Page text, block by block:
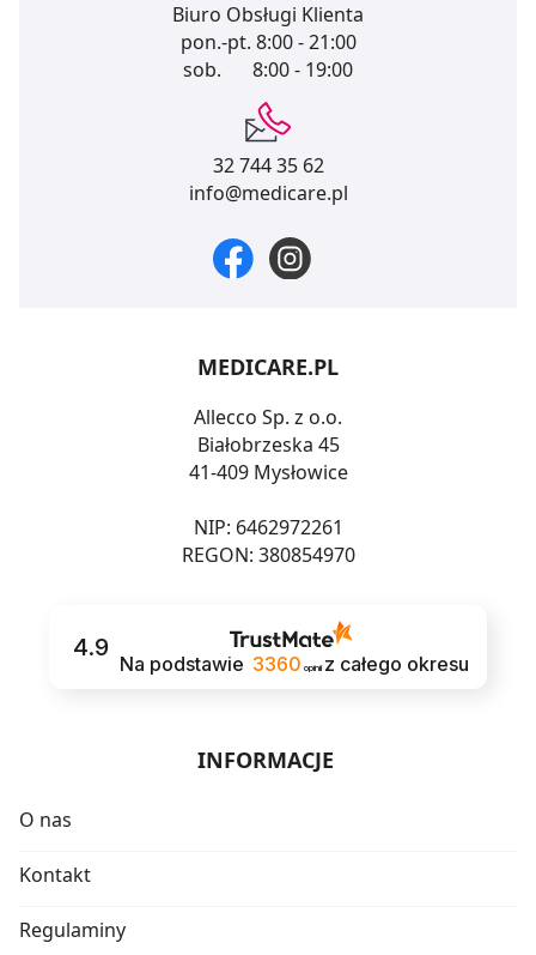
Biuro Obsługi Klienta
pon.-pt. 8:00 - 21:00
sob.
8:00 - 19:00
32 744 35 62
info@medicare.pl
MEDICARE.PL
Allecco Sp. z o.o.
Białobrzeska 45
41-409 Mysłowice
NIP: 6462972261
REGON: 380854970
4.9
Na podstawie 3360 opinii z całego okresu
INFORMACJE
O nas
Kontakt
Regulaminy